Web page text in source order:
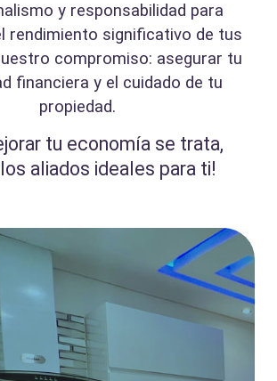
y responsabilidad para
rendimiento significativo de tus
compromiso: asegurar tu
financiera y el cuidado de tu
propiedad.
tu economía se trata,
aliados ideales para ti!